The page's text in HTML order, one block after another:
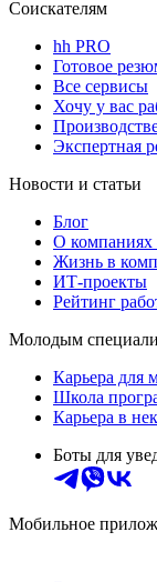
Соискателям
hh PRO
Готовое
Все сервисы
Хочу у вас
Экспертная
Новости и статьи
Блог
О компаниях
Жизнь в
ИТ-проекты
Рейтинг
Молодым
Карьера для
Школа
Карьера в
Боты для
Мобильное